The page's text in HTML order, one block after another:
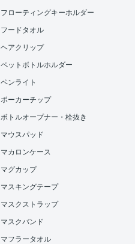
フローティングキーホルダー
フードタオル
ヘアクリップ
ペットボトルホルダー
ペンライト
ポーカーチップ
ボトルオープナー・栓抜き
マウスパッド
マカロンケース
マグカップ
マスキングテープ
マスクストラップ
マスクバンド
マフラータオル